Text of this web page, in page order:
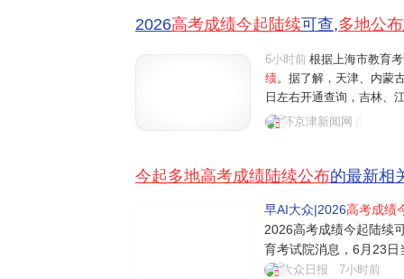
2026高考成绩今起陆续可查,多地公布
6小时前 根据上海市教育
绩。据了解，天津、内蒙
日左右开通查询，吉林、
外，多地已陆续公布
环京津新闻网
今起多地高考成绩陆续公布的最新相
早AI大众|2026高考成绩
2026高考成绩今起陆续
育考试院消息，6月23
津、内蒙古、黑龙江等
大众日报 7小时前